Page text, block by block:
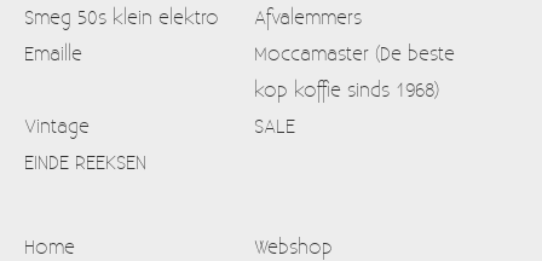
Smeg 50s klein elektro
Afvalemmers
Emaille
Moccamaster (De beste
kop koffie sinds 1968)
Vintage
SALE
EINDE REEKSEN
Home
Webshop